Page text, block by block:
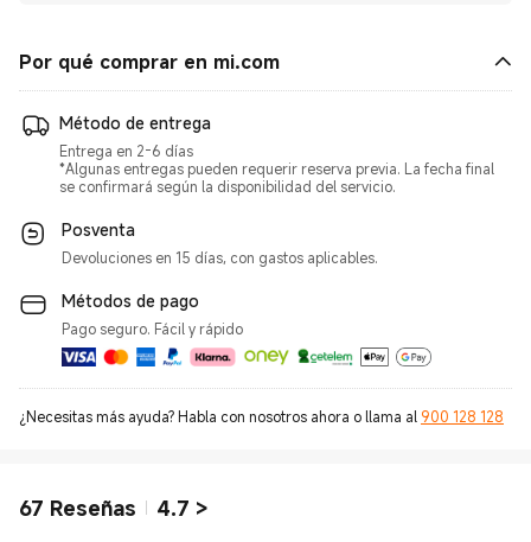
Por qué comprar en mi.com
Método de entrega
Entrega en 2-6 días
*Algunas entregas pueden requerir reserva previa. La fecha final
se confirmará según la disponibilidad del servicio.
Posventa
Devoluciones en 15 días, con gastos aplicables.
Métodos de pago
Pago seguro. Fácil y rápido
¿Necesitas más ayuda? Habla con nosotros ahora o llama al 900 128 128
67 Reseñas 4.7 >